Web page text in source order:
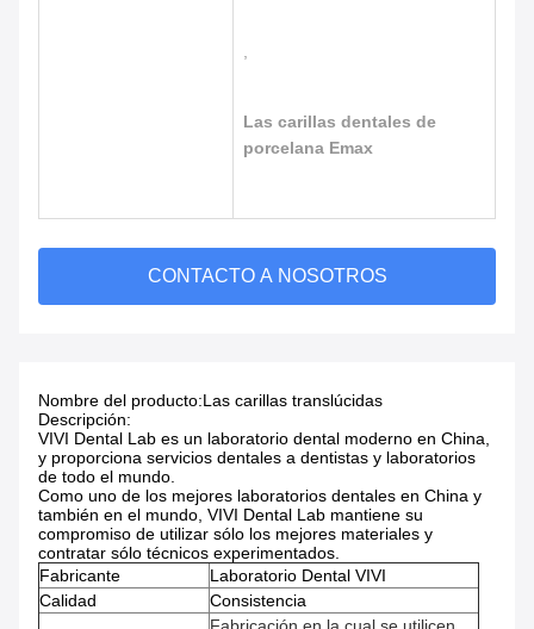
Las carillas dentales de
porcelana Emax
CONTACTO A NOSOTROS
Nombre del producto:Las carillas translúcidas
Descripción:
VIVI Dental Lab es un laboratorio dental moderno en China,
y proporciona servicios dentales a dentistas y laboratorios
de todo el mundo.
Como uno de los mejores laboratorios dentales en China y
también en el mundo, VIVI Dental Lab mantiene su
compromiso de utilizar sólo los mejores materiales y
contratar sólo técnicos experimentados.
Fabricante
Laboratorio Dental VIVI
Calidad
Consistencia